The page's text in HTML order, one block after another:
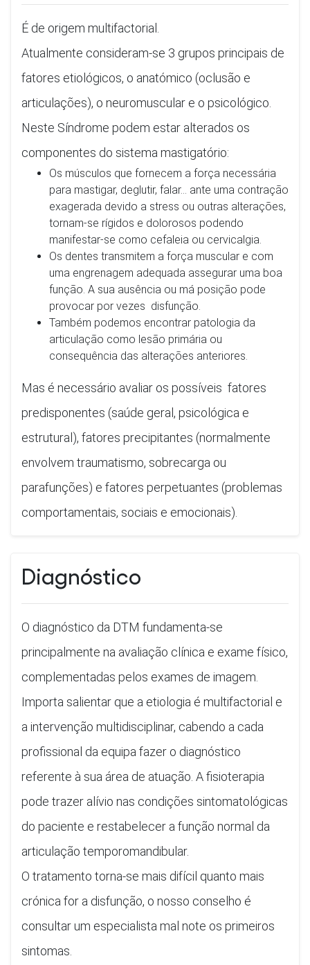
É de origem multifactorial.
Atualmente consideram-se 3 grupos principais de
fatores etiológicos, o anatómico (oclusão e
articulações), o neuromuscular e o psicológico.
Neste Síndrome podem estar alterados os
componentes do sistema mastigatório:
Os músculos que fornecem a força necessária
para mastigar, deglutir, falar... ante uma contração
exagerada devido a stress ou outras alterações,
tornam-se rígidos e dolorosos podendo
manifestar-se como cefaleia ou cervicalgia.
Os dentes transmitem a força muscular e com
uma engrenagem adequada assegurar uma boa
função. A sua ausência ou má posição pode
provocar por vezes disfunção.
Também podemos encontrar patologia da
articulação como lesão primária ou
consequência das alterações anteriores.
Mas é necessário avaliar os possíveis fatores
predisponentes (saúde geral, psicológica e
estrutural), fatores precipitantes (normalmente
envolvem traumatismo, sobrecarga ou
parafunções) e fatores perpetuantes (problemas
comportamentais, sociais e emocionais).
Diagnóstico
O diagnóstico da DTM fundamenta-se
principalmente na avaliação clínica e exame físico,
complementadas pelos exames de imagem.
Importa salientar que a etiologia é multifactorial e
a intervenção multidisciplinar, cabendo a cada
profissional da equipa fazer o diagnóstico
referente à sua área de atuação. A fisioterapia
pode trazer alívio nas condições sintomatológicas
do paciente e restabelecer a função normal da
articulação temporomandibular.
O tratamento torna-se mais difícil quanto mais
crónica for a disfunção, o nosso conselho é
consultar um especialista mal note os primeiros
sintomas.